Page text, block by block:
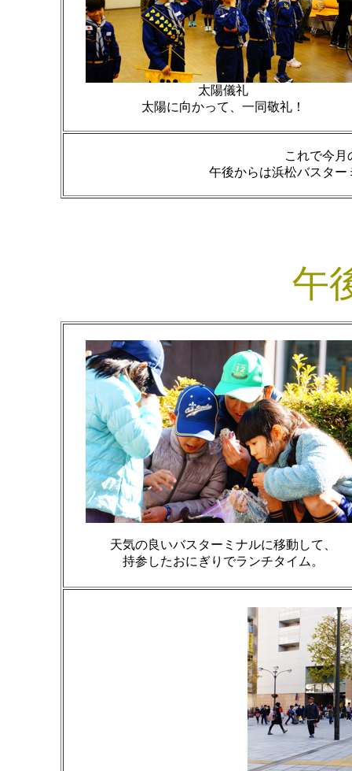
太陽儀礼
太陽に向かって、一同敬礼！
これで今月
午後からは浜松バスタ
午
天気の良いバスターミナルに移動して、
持参したおにぎりでランチタイム。